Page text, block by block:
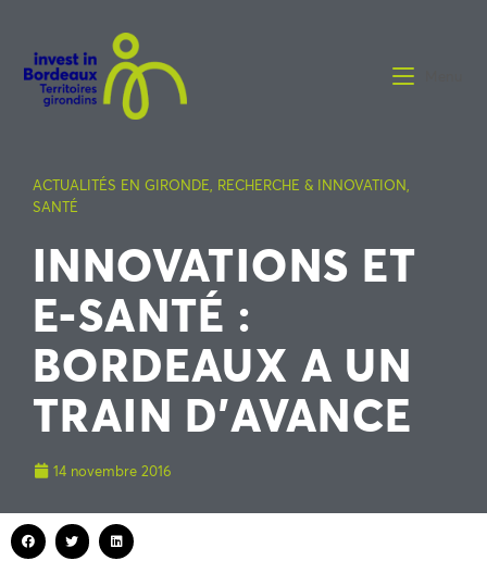
ACTUALITÉS EN GIRONDE, RECHERCHE & INNOVATION,
SANTÉ
INNOVATIONS ET
E-SANTÉ :
BORDEAUX A UN
TRAIN D’AVANCE
14 novembre 2016